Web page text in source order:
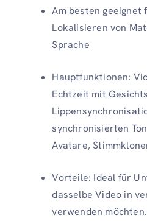
Am besten geeignet
Lokalisieren von
Sprache
Hauptfunktionen:
Echtzeit mit
synchronisierten
Avatare,
Vorteile: Ideal für
dasselbe Video in
verwenden